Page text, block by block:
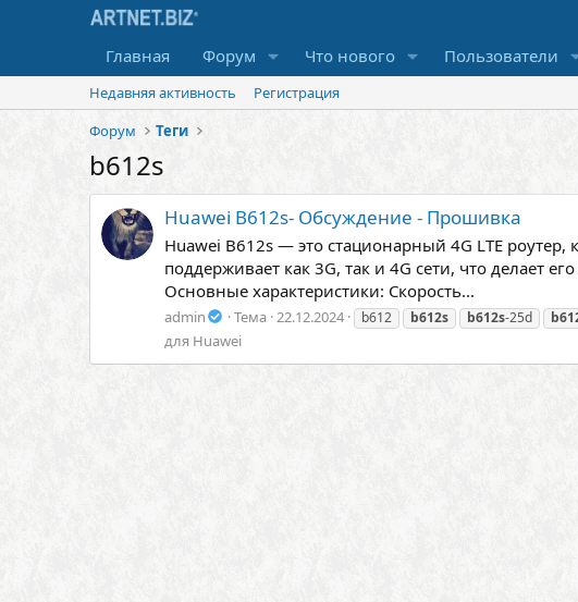
Главная Форум Что нового Пользователи
Недавняя активность
Регистрация
Форум
Теги
b612s
Huawei B612s- Обсуждение - Прошивка
Huawei B612s — это стационарный 4G LTE
поддерживает как 3G, так и 4G сети, что делает
Основные характеристики: Скорость...
admin Тема 22.12.2024 b612 b612s b612s-25d
для Huawei